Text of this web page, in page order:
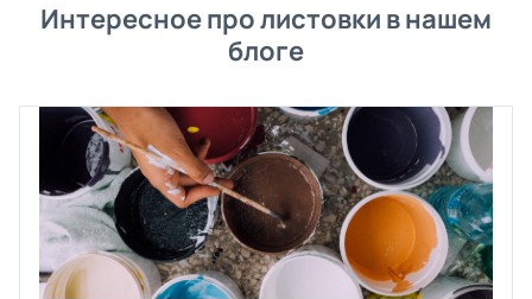
Интересное про листовки в нашем
блоге